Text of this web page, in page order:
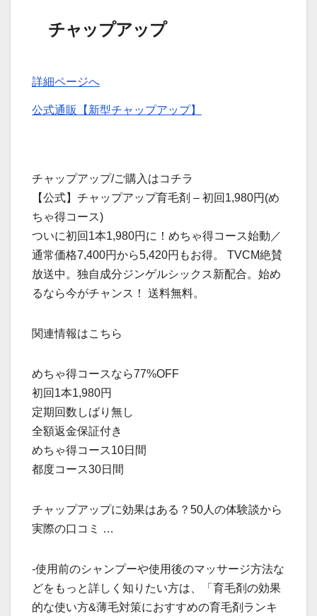
チャップアップ
詳細ページへ
公式通販【新型チャップアップ】
チャップアップ/ご購入はコチラ
【公式】チャップアップ育毛剤 – 初回1,980円(め
ちゃ得コース)
ついに初回1本1,980円に！めちゃ得コース始動／
通常価格7,400円から5,420円もお得。 TVCM絶賛
放送中。独自成分ジンゲルシックス新配合。始め
るなら今がチャンス！ 送料無料。
関連情報はこちら
めちゃ得コースなら77%OFF
初回1本1,980円
定期回数しばり無し
全額返金保証付き
めちゃ得コース10日間
都度コース30日間
チャップアップに効果はある？50人の体験談から
実際の口コミ …
-使用前のシャンプーや使用後のマッサージ方法な
どをもっと詳しく知りたい方は、「育毛剤の効果
的な使い方&薄毛対策におすすめの育毛剤ランキ